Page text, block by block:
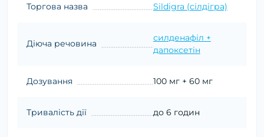
Торгова назва Sildigra (сілдігра)
Діюча речовина
силденафіл +
дапоксетін
Дозування 100 мг + 60 мг
Тривалість дії до 6 годин